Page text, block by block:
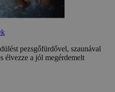
pezsgőfürdővel, szaunával
élvezze a jól megérdemelt